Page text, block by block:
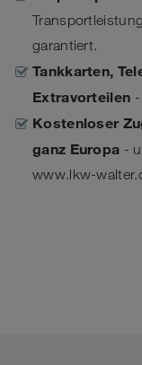
garantiert.
Tankkarten,
Extravorteilen
Kostenloser
ganz Europa -
www.lkw-